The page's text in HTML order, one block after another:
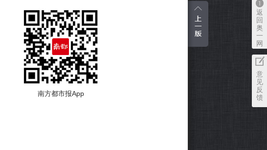
南方都市报App
返
回
奥
一
网
意
见
反
馈